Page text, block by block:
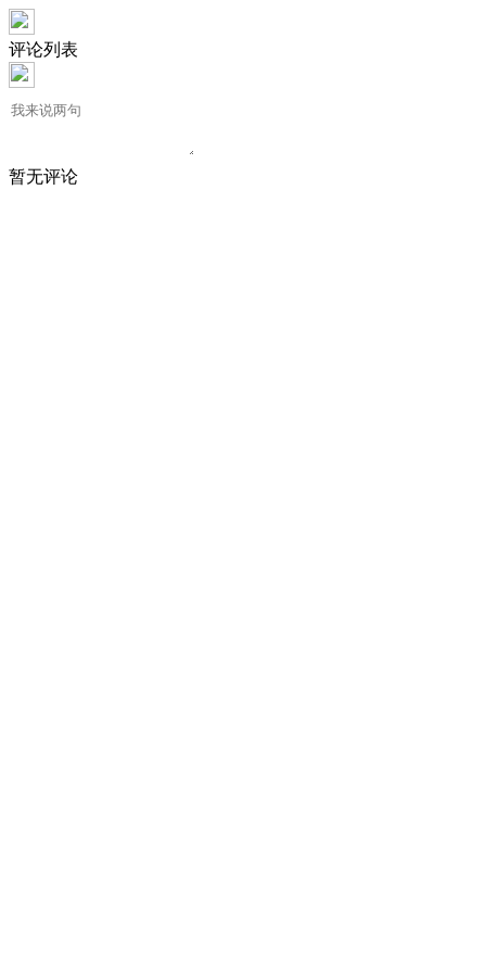
评论列表
暂无评论